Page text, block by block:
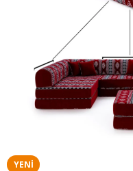
YENI